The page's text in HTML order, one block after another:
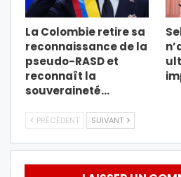
La Colombie retire sa
reconnaissance de la
pseudo-RASD et
reconnaît la
souveraineté…
PRÉCÉDENT SUIVANT